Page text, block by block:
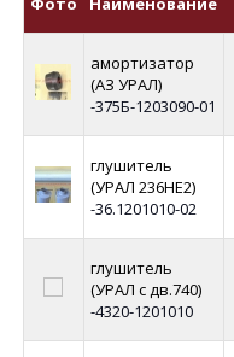
амортизатор
(АЗ УРАЛ)
-375Б-1203090-01
глушитель
(УРАЛ 236НЕ2)
-36.1201010-02
глушитель
(УРАЛ с дв.740)
-4320-1201010